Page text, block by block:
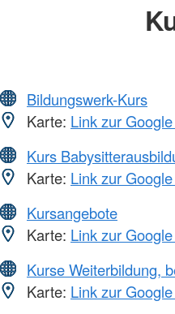
Bildungswerk-Kurs
Karte: Link zur
Kurs
Karte: Link zur
Kursangebote
Karte: Link zur
Kurse Weiterbildung,
Karte: Link zur